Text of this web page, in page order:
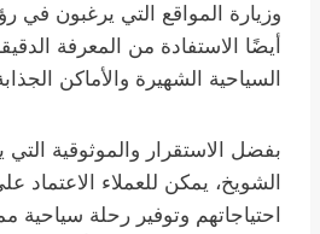
وزيارة المواقع التي يرغبون في
أيضًا الاستفادة من المعرفة
السياحية الشهيرة والأماكن
بفضل الاستقرار والموثوقية التي
الشويخ، يمكن للعملاء الاعتماد
احتياجاتهم وتوفير رحلة